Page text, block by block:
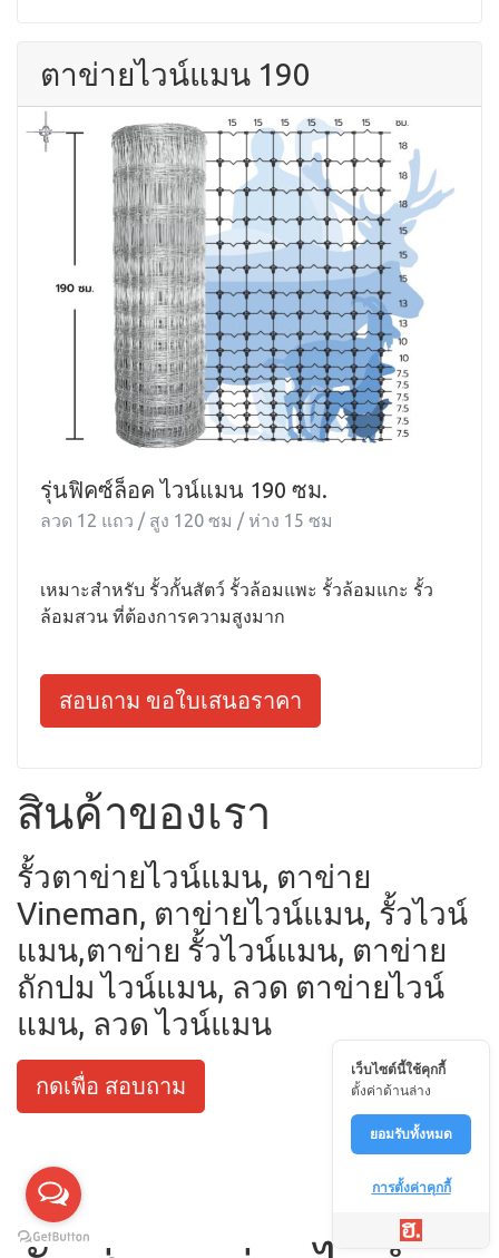
ตาข่ายไวน์แมน 190
รุ่นฟิคซ์ล็อค ไวน์แมน 190 ซม.
ลวด 12 แถว / สูง 120 ซม / ห่าง 15 ซม
เหมาะสำหรับ รั้วกั้นสัตว์ รั้วล้อมแพะ รั้วล้อมแกะ รั้ว
ล้อมสวน ที่ต้องการความสูงมาก
สอบถาม ขอใบเสนอราคา
สินค้าของเรา
รั้วตาข่ายไวน์แมน, ตาข่าย
Vineman, ตาข่ายไวน์แมน, รั้วไวน์
แมน,ตาข่าย รั้วไวน์แมน, ตาข่าย
ถักปม ไวน์แมน, ลวด ตาข่ายไวน์
แมน, ลวด ไวน์แมน
กดเพื่อ สอบถาม
เว็บไซต์นี้ใช้คุกกี้
ตั้งค่าด้านล่าง
ยอมรับทั้งหมด
การตั้งค่าคุกกี้